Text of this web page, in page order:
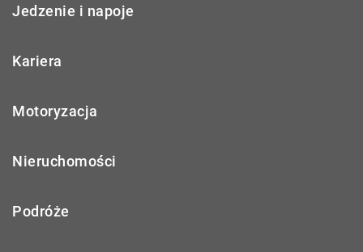
Jedzenie i napoje
Kariera
Motoryzacja
Nieruchomości
Podróże